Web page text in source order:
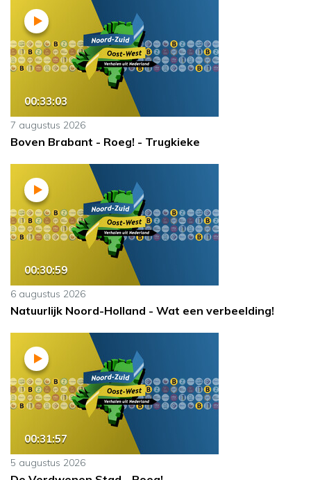
00:33:03
7 augustus 2026
Boven Brabant - Roeg! - Trugkieke
00:30:59
6 augustus 2026
Natuurlijk Noord-Holland - Wat een verbeelding!
00:31:57
5 augustus 2026